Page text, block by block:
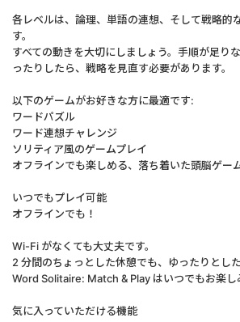
各レベルは、論理、単語の連想、そして戦略的
す。
すべての動きを大切にしましょう。手順が足り
ったりしたら、戦略を見直す必要があります。
以下のゲームがお好きな方に最適です:
ワードパズル
ワード連想チャレンジ
ソリティア風のゲームプレイ
オフラインでも楽しめる、落ち着いた頭脳ゲー
いつでもプレイ可能
オフラインでも！
Wi-Fi がなくても大丈夫です。
2 分間のちょっとした休憩でも、ゆったりとし
Word Solitaire: Match & Play はいつでもお楽し
気に入っていただける機能